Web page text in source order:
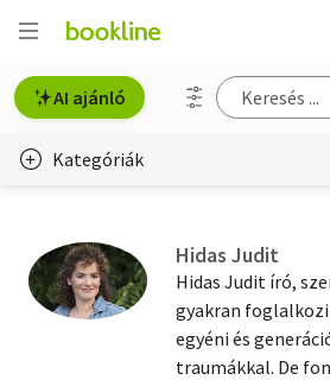
AI ajánló
Kategóriák
Erotika
Gyermek- és ifjúsági
Hidas Judit
Hidas Judit író,
gyakran
egyéni és
traumákkal. De